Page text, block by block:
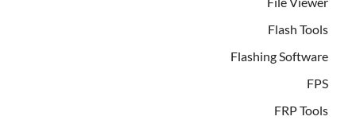
Flash Tools
Flashing Software
FPS
FRP Tools